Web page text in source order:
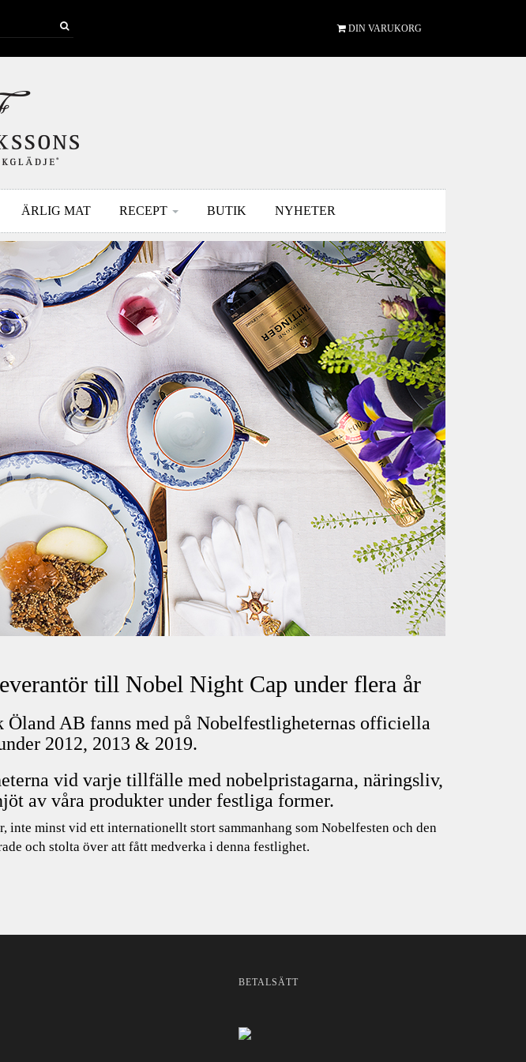
DIN VARUKORG
ÄRLIG MAT RECEPT BUTIK NYHETER
till Nobel Night Cap under flera år
AB fanns med på Nobelfestligheternas officiella
2012, 2013 & 2019.
vid varje tillfälle med nobelpristagarna, näringsliv,
av våra produkter under festliga former.
minst vid ett internationellt stort sammanhang som Nobelfesten och den
och stolta över att fått medverka i denna festlighet.
BETALSÄTT